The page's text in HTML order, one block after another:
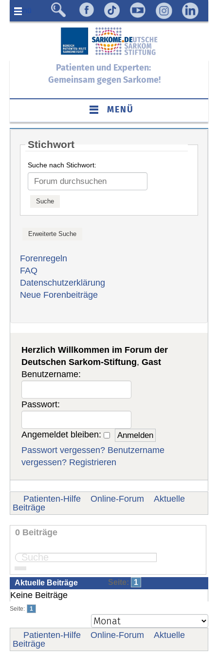
Menü
Patienten und Experten:
Gemeinsam gegen Sarkome!
MENÜ
Stichwort
Suche nach Stichwort:
Forenregeln
FAQ
Datenschutzerklärung
Neue Forenbeiträge
Herzlich Willkommen im Forum der
Deutschen Sarkom-Stiftung,Gast
Benutzername:
Passwort:
Angemeldet bleiben:
Passwort vergessen? Benutzername
vergessen? Registrieren
Patienten-Hilfe Online-Forum
Aktuelle
Beiträge
0 Beiträge
Seite: 1
Aktuelle Beiträge
Keine Beiträge
Seite: 1
Patienten-Hilfe Online-Forum
Aktuelle
Beiträge